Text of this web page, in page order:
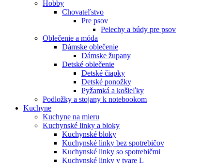
Hobby
Chovateľstvo
Pre psov
Pelechy a búdy pre psov
Oblečenie a móda
Dámske oblečenie
Dámske župany
Detské oblečenie
Detské čiapky
Detské ponožky
Pyžamká a košieľky
Podložky a stojany k notebookom
Kuchyne
Kuchyne na mieru
Kuchynské linky a bloky
Kuchynské bloky
Kuchynské linky bez spotrebičov
Kuchynské linky so spotrebičmi
Kuchynské linky v tvare L